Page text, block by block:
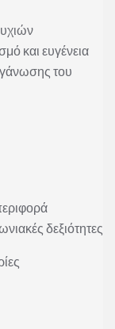
και ευγένεια
του
δεξιότητες